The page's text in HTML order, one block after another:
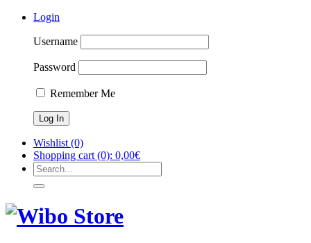
Login
Username
Password
Remember Me
Wishlist (0)
Shopping cart (0): 0,00€